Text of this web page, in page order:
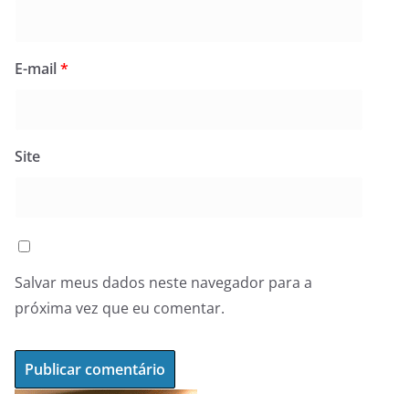
E-mail*
Site
Salvar meus dados neste navegador para a
próxima vez que eu comentar.